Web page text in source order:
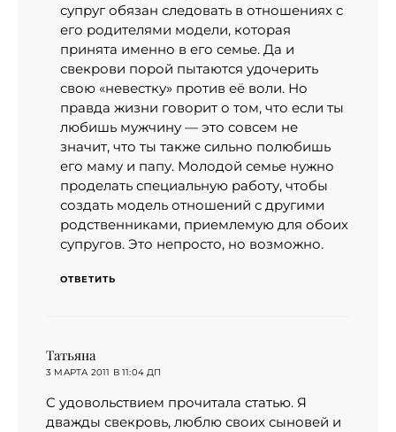
супруг обязан следовать в отношениях с
его родителями модели, которая
принята именно в его семье. Да и
свекрови порой пытаются удочерить
свою «невестку» против её воли. Но
правда жизни говорит о том, что если ты
любишь мужчину — это совсем не
значит, что ты также сильно полюбишь
его маму и папу. Молодой семье нужно
проделать специальную работу, чтобы
создать модель отношений с другими
родственниками, приемлемую для обоих
супругов. Это непросто, но возможно.
ОТВЕТИТЬ
Татьяна:
3 МАРТА 2011 В 11:04 ДП
C удовольствием прочитала статью. Я
дважды свекровь, люблю своих сыновей и